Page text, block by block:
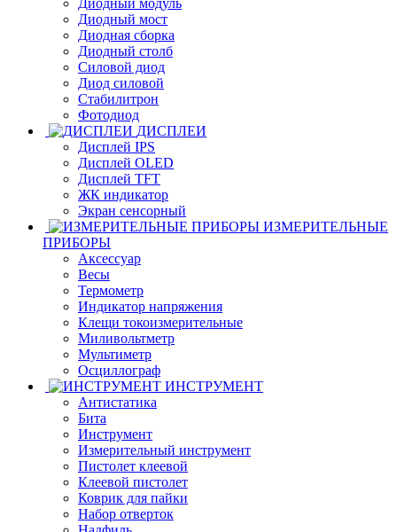
Диодный модуль
Диодный мост
Диодная сборка
Диодный столб
Силовой диод
Диод силовой
Стабилитрон
Фотодиод
ДИСПЛЕИ
Дисплей IPS
Дисплей OLED
Дисплей TFT
ЖК индикатор
Экран сенсорный
ИЗМЕРИТЕЛЬНЫЕ
ПРИБОРЫ
Аксессуар
Весы
Термометр
Индикатор напряжения
Клещи токоизмерительные
Миливольтметр
Мультиметр
Осциллограф
ИНСТРУМЕНТ
Антистатика
Бита
Инструмент
Измерительный инструмент
Пистолет клеевой
Клеевой пистолет
Коврик для пайки
Набор отверток